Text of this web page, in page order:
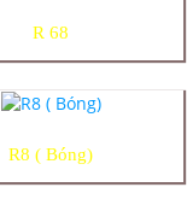
R 68
R8 ( Bóng)